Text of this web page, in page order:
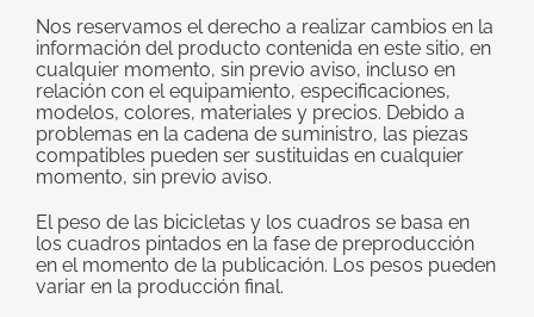
Nos reservamos el derecho a realizar cambios en la
información del producto contenida en este sitio, en
cualquier momento, sin previo aviso, incluso en
relación con el equipamiento, especificaciones,
modelos, colores, materiales y precios. Debido a
problemas en la cadena de suministro, las piezas
compatibles pueden ser sustituidas en cualquier
momento, sin previo aviso.
El peso de las bicicletas y los cuadros se basa en
los cuadros pintados en la fase de preproducción
en el momento de la publicación. Los pesos pueden
variar en la producción final.